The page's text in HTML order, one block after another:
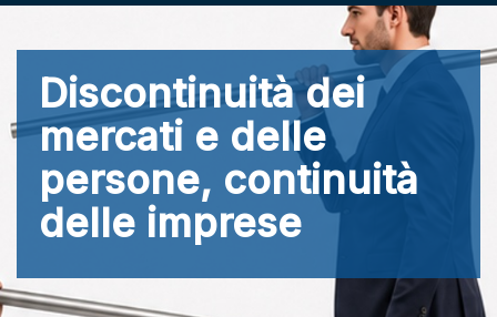
Discontinuità dei
mercati e delle
persone, continuità
delle imprese